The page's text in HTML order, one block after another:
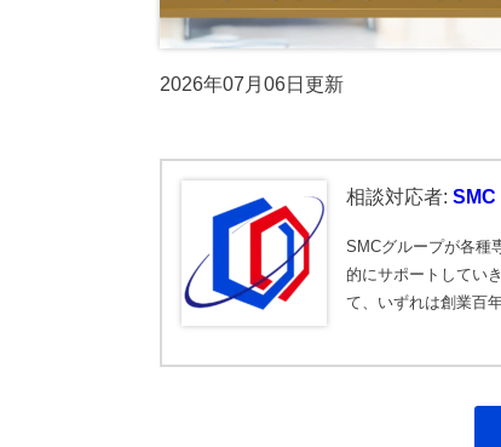
動画で勉強する！
Youtube
単発セミナー 複数回セミナ
2026年07月06日更新
相談対応者: SMC
SMCグループが各種
的にサポートしてい
て、いずれは創業百